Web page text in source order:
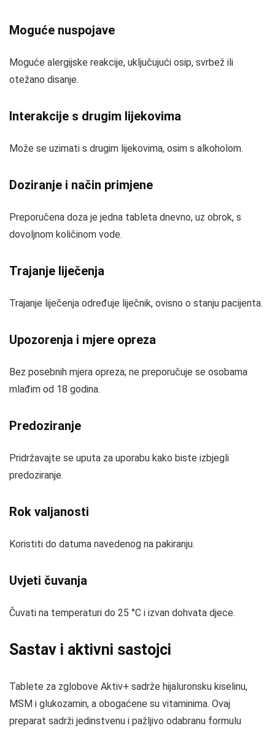
Moguće nuspojave
Moguće alergijske reakcije, uključujući osip, svrbež ili
otežano disanje.
Interakcije s drugim lijekovima
Može se uzimati s drugim lijekovima, osim s alkoholom.
Doziranje i način primjene
Preporučena doza je jedna tableta dnevno, uz obrok, s
dovoljnom količinom vode.
Trajanje liječenja
Trajanje liječenja određuje liječnik, ovisno o stanju pacijenta.
Upozorenja i mjere opreza
Bez posebnih mjera opreza; ne preporučuje se osobama
mlađim od 18 godina.
Predoziranje
Pridržavajte se uputa za uporabu kako biste izbjegli
predoziranje.
Rok valjanosti
Koristiti do datuma navedenog na pakiranju.
Uvjeti čuvanja
Čuvati na temperaturi do 25 °C i izvan dohvata djece.
Sastav i aktivni sastojci
Tablete za zglobove Aktiv+ sadrže hijaluronsku kiselinu,
MSM i glukozamin, a obogaćene su vitaminima. Ovaj
preparat sadrži jedinstvenu i pažljivo odabranu formulu